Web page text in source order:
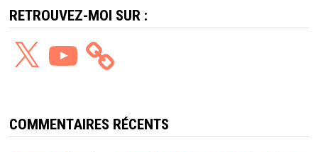
RETROUVEZ-MOI SUR :
YouTube
COMMENTAIRES RÉCENTS